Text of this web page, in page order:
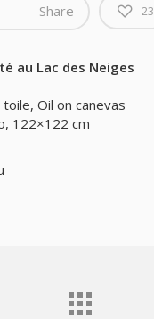
Share 23
au Lac des Neiges
Oil on canevas
122×122 cm